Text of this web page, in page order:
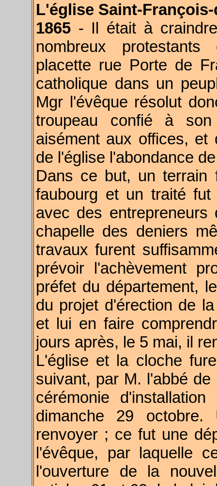
L'église Saint-François-
1865 - Il était à
nombreux
placette rue Porte de
catholique dans un
Mgr l'évêque résolut
troupeau confié à
aisément aux offices, et
de l'église l'abondance
Dans ce but, un terrain
faubourg et un traité
avec des
chapelle des deniers
travaux furent
prévoir l'achèvement
préfet du département,
du projet d'érection de
et lui en faire
jours après, le 5 mai, il
L'église et la cloche
suivant, par M. l'abbé
cérémonie
dimanche 29
renvoyer ; ce fut une
l'évêque, par laquelle
l'ouverture de la